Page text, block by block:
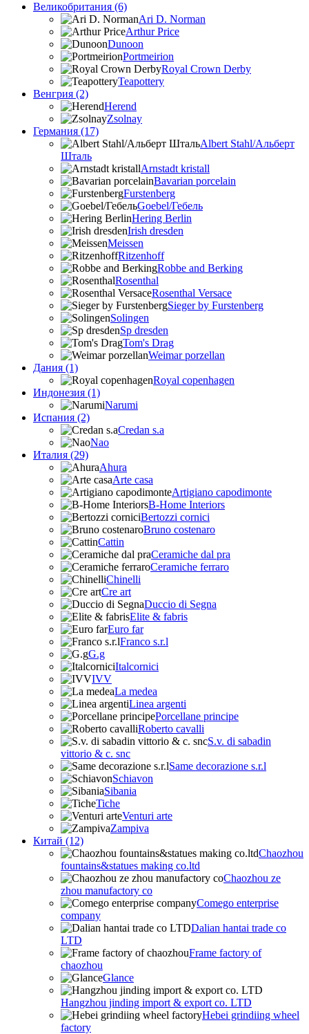
Великобритания (6)
Ari D. Norman
Arthur Price
Dunoon
Portmeirion
Royal Crown Derby
Teapottery
Венгрия (2)
Herend
Zsolnay
Германия (17)
Albert Stahl/Альбеpт
Шталь
Arnstadt kristall
Bavarian porcelain
Furstenberg
Goebel/Гебель
Hering Berlin
Irish dresden
Meissen
Ritzenhoff
Robbe and Berking
Rosenthal
Rosenthal Versace
Sieger by Furstenberg
Solingen
Sp dresden
Tom's Drag
Weimar porzellan
Дания (1)
Royal copenhagen
Индонезия (1)
Narumi
Испания (2)
Credan s.a
Nao
Италия (29)
Ahura
Arte casa
Artigiano capodimonte
B-Home Interiors
Bertozzi cornici
Bruno costenaro
Cattin
Ceramiche dal pra
Ceramiche ferraro
Chinelli
Cre art
Duccio di Segna
Elite & fabris
Euro far
Franco s.r.l
G.g
Italcornici
IVV
La medea
Linea argenti
Porcellane principe
Roberto cavalli
S.v. di sabadin
vittorio & c. snc
Same decorazione s.r.l
Schiavon
Sibania
Tiche
Venturi arte
Zampiva
Китай (12)
Chaozhou
fountains&statues making co.ltd
Chaozhou ze
zhou manufactory co
Comego enterprise
company
Dalian hantai trade co
LTD
Frame factory of
chaozhou
Glance
Hangzhou jinding import & export co. LTD
Hebei grindiing wheel
factory